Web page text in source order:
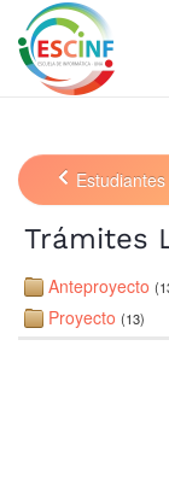
Skip to main
Estudiantes
Trámites
Anteproyecto
Proyecto (13)